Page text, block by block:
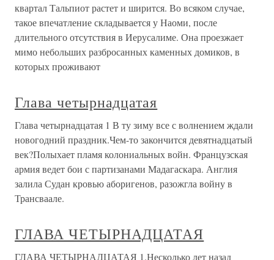
квартал Тальпиот растет и ширится. Во всяком случае,
такое впечатление складывается у Наоми, после
длительного отсутствия в Иерусалиме. Она проезжает
мимо небольших разбросанных каменных домиков, в
которых проживают
Глава четырнадцатая
Глава четырнадцатая 1 В ту зиму все с волнением ждали
новогодний праздник.Чем-то закончится девятнадцатый
век?Полыхает пламя колониальных войн. Французская
армия ведет бои с партизанами Мадагаскара. Англия
залила Судан кровью аборигенов, разожгла войну в
Трансваале.
ГЛАВА ЧЕТЫРНАДЦАТАЯ
ГЛАВА ЧЕТЫРНАДЦАТАЯ 1.Несколько лет назад